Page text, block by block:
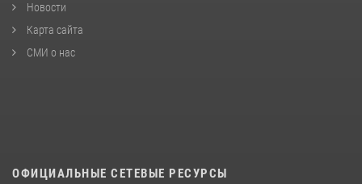
Новости
Карта сайта
СМИ о нас
ОФИЦИАЛЬНЫЕ СЕТЕВЫЕ РЕСУРСЫ